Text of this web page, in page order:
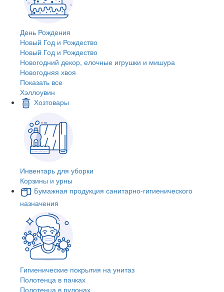
День Рождения
Новый Год и Рождество
Новый Год и Рождество
Новогодний декор, елочные игрушки и мишура
Новогодняя хвоя
Показать все
Хэллоувин
Хозтовары
Инвентарь для уборки
Корзины и урны
Бумажная продукция санитарно-гигиенического
назначения
Гигиенические покрытия на унитаз
Полотенца в пачках
Полотенца в рулонах